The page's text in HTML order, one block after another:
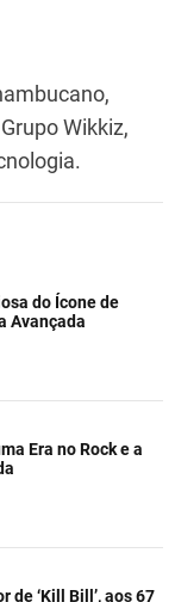
Wikkiz,
do Ícone de
Avançada
Era no Rock e a
de ‘Kill Bill’, aos 67